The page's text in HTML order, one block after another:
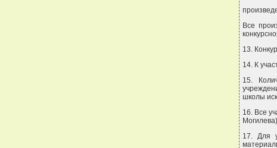
Все
13.
14. К
15.
школы
16. Все
17. Для